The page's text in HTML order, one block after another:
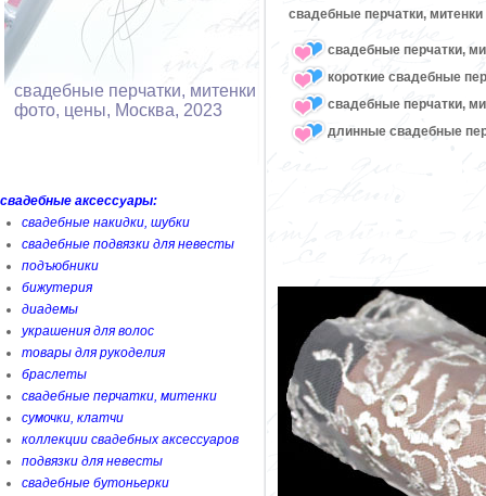
свадебные перчатки, митенки
фото, цены, Москва, 2023
свадебные аксессуары:
свадебные накидки, шубки
свадебные подвязки для невесты
подъюбники
бижутерия
диадемы
украшения для волос
товары для рукоделия
браслеты
свадебные перчатки, митенки
сумочки, клатчи
коллекции свадебных аксессуаров
подвязки для невесты
свадебные бутоньерки
свадебные перчатки, митенки
свадебные перчатки,
короткие свадебные
свадебные перчатки,
длинные свадебные